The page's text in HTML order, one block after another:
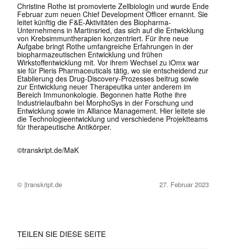
Christine Rothe ist promovierte Zellbiologin und wurde Ende
Februar zum neuen Chief Development Officer ernannt. Sie
leitet künftig die F&E-Aktivitäten des Biopharma-
Unternehmens in Martinsried, das sich auf die Entwicklung
von Krebsimmuntherapien konzentriert. Für ihre neue
Aufgabe bringt Rothe umfangreiche Erfahrungen in der
biopharmazeutischen Entwicklung und frühen
Wirkstoffentwicklung mit. Vor ihrem Wechsel zu iOmx war
sie für Pieris Pharmaceuticals tätig, wo sie entscheidend zur
Etablierung des Drug-Discovery-Prozesses beitrug sowie
zur Entwicklung neuer Therapeutika unter anderem im
Bereich Immunonkologie. Begonnen hatte Rothe ihre
Industrielaufbahn bei MorphoSys in der Forschung und
Entwicklung sowie im Alliance Management. Hier leitete sie
die Technologieentwicklung und verschiedene Projektteams
für therapeutische Antikörper.
©transkript.de/MaK
© |transkript.de 27. Februar 2023
TEILEN SIE DIESE SEITE